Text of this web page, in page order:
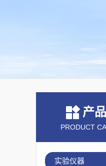
产
PRODUCT
实验仪器